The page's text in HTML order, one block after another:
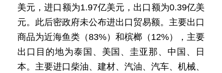
美元，进口额为1.97亿美元，出口额为0.39亿美
元。此后密政府未公布进出口贸易额。主要出口
商品为近海鱼类（83%）和槟榔（12%），主要
出口目的地为泰国、美国、圭亚那、中国、日
本。主要进口柴油、建材、汽油、汽车、机械、